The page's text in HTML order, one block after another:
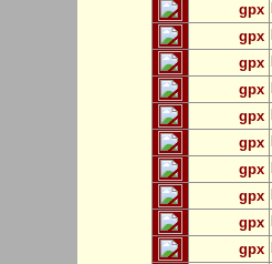
gpx
gpx
gpx
gpx
gpx
gpx
gpx
gpx
gpx
gpx